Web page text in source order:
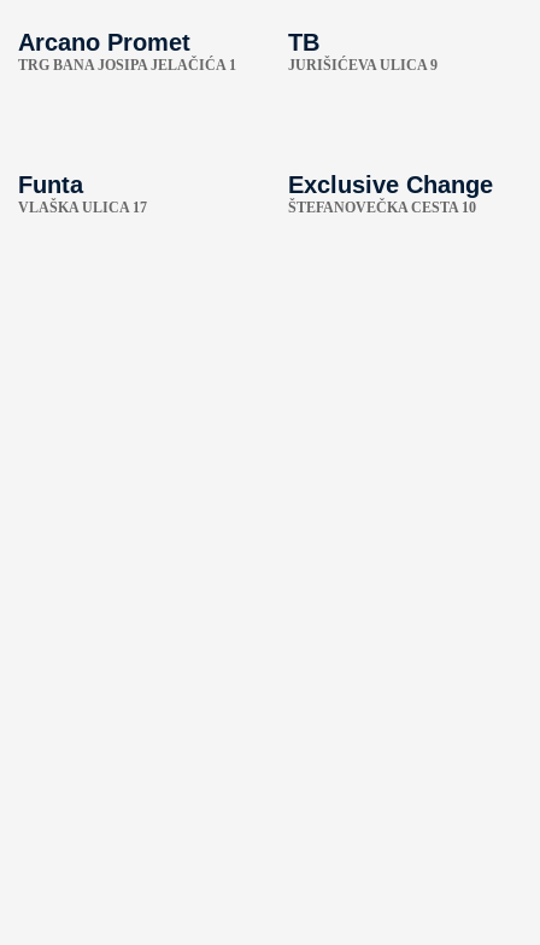
Arcano Promet
TRG BANA JOSIPA JELAČIĆA 1
TB
JURIŠIĆEVA ULICA 9
Funta
VLAŠKA ULICA 17
Exclusive Change
ŠTEFANOVEČKA CESTA 10